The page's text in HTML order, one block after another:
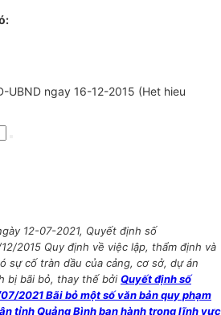
UBND ngay 16-12-2015 (Het hieu
12-07-2021, Quyết định số
2015 Quy định về việc lập, thẩm định và
sự cố tràn dầu của cảng, cơ sở, dự án
bị bãi bỏ, thay thế bởi Quyết định số
2021 Bãi bỏ một số văn bản quy phạm
tỉnh Quảng Bình ban hành trong lĩnh vực